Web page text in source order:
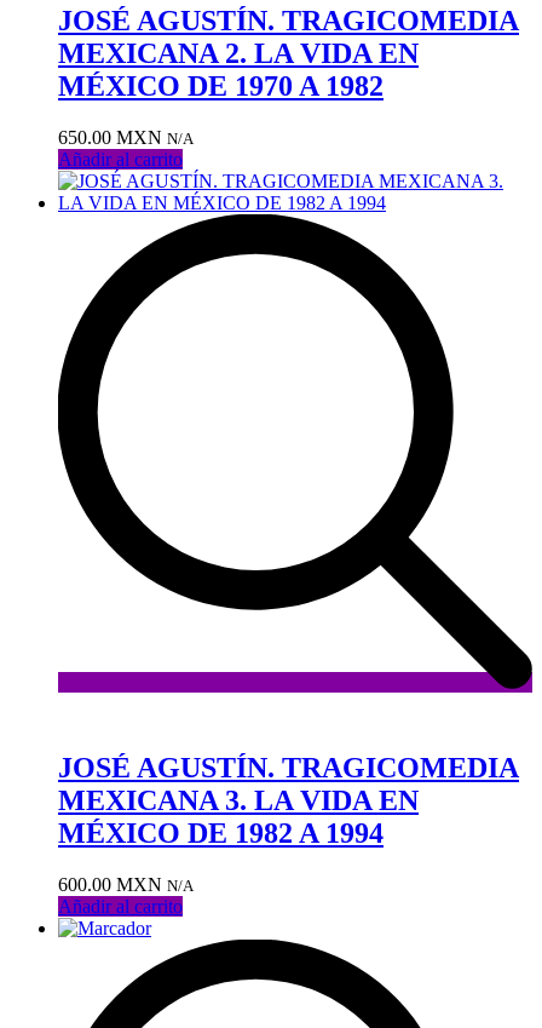
la
lista
de
deseos
JOSÉ AGUSTÍN. TRAGICOMEDIA
MEXICANA 2. LA VIDA EN
MÉXICO DE 1970 A 1982
650.00 MXN N/A
Añadir al carrito
la
lista
de
deseos
JOSÉ AGUSTÍN. TRAGICOMEDIA
MEXICANA 3. LA VIDA EN
MÉXICO DE 1982 A 1994
600.00 MXN N/A
Añadir al carrito